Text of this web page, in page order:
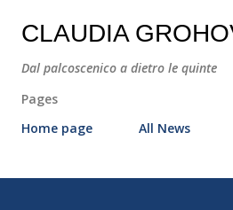
Passa ai contenuti
CLAUDIA
Dal palcoscenico a dietro le quinte
Pages
Home page
All News